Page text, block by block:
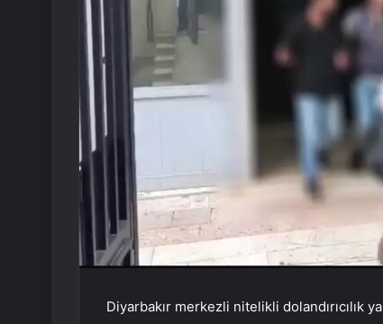
Diyarbakır merkezli nitelikli dolandırıcılık